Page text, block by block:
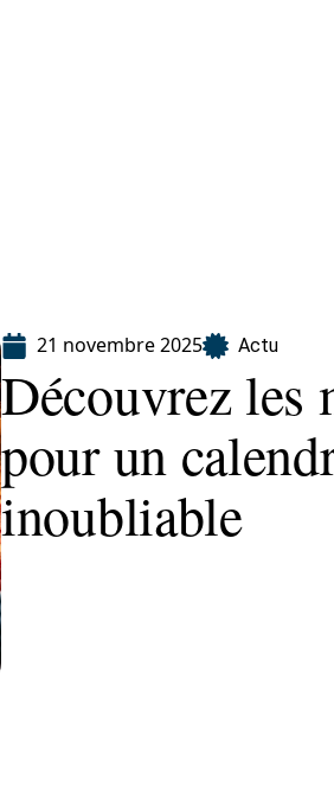
21 novembre 2025 Actu
Découvrez les
pour un
inoubliable